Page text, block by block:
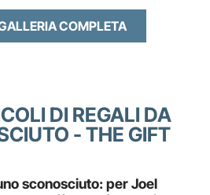
COMPLETA
DI REGALI DA
- THE GIFT
sconosciuto: per Joel